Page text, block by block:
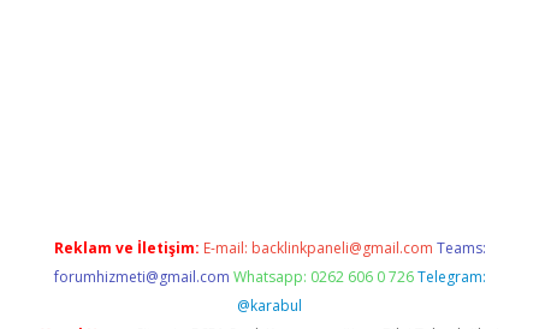
Reklam ve İletişim: E-mail: backlinkpaneli@gmail.com Teams:
forumhizmeti@gmail.com Whatsapp: 0262 606 0 726 Telegram:
@karabul